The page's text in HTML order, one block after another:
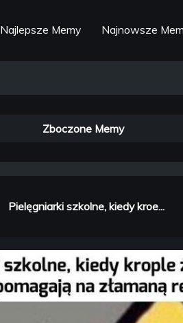
Najlepsze Memy Najnowsze
Zboczone Memy
Pielęgniarki szkolne, kiedy kroe...